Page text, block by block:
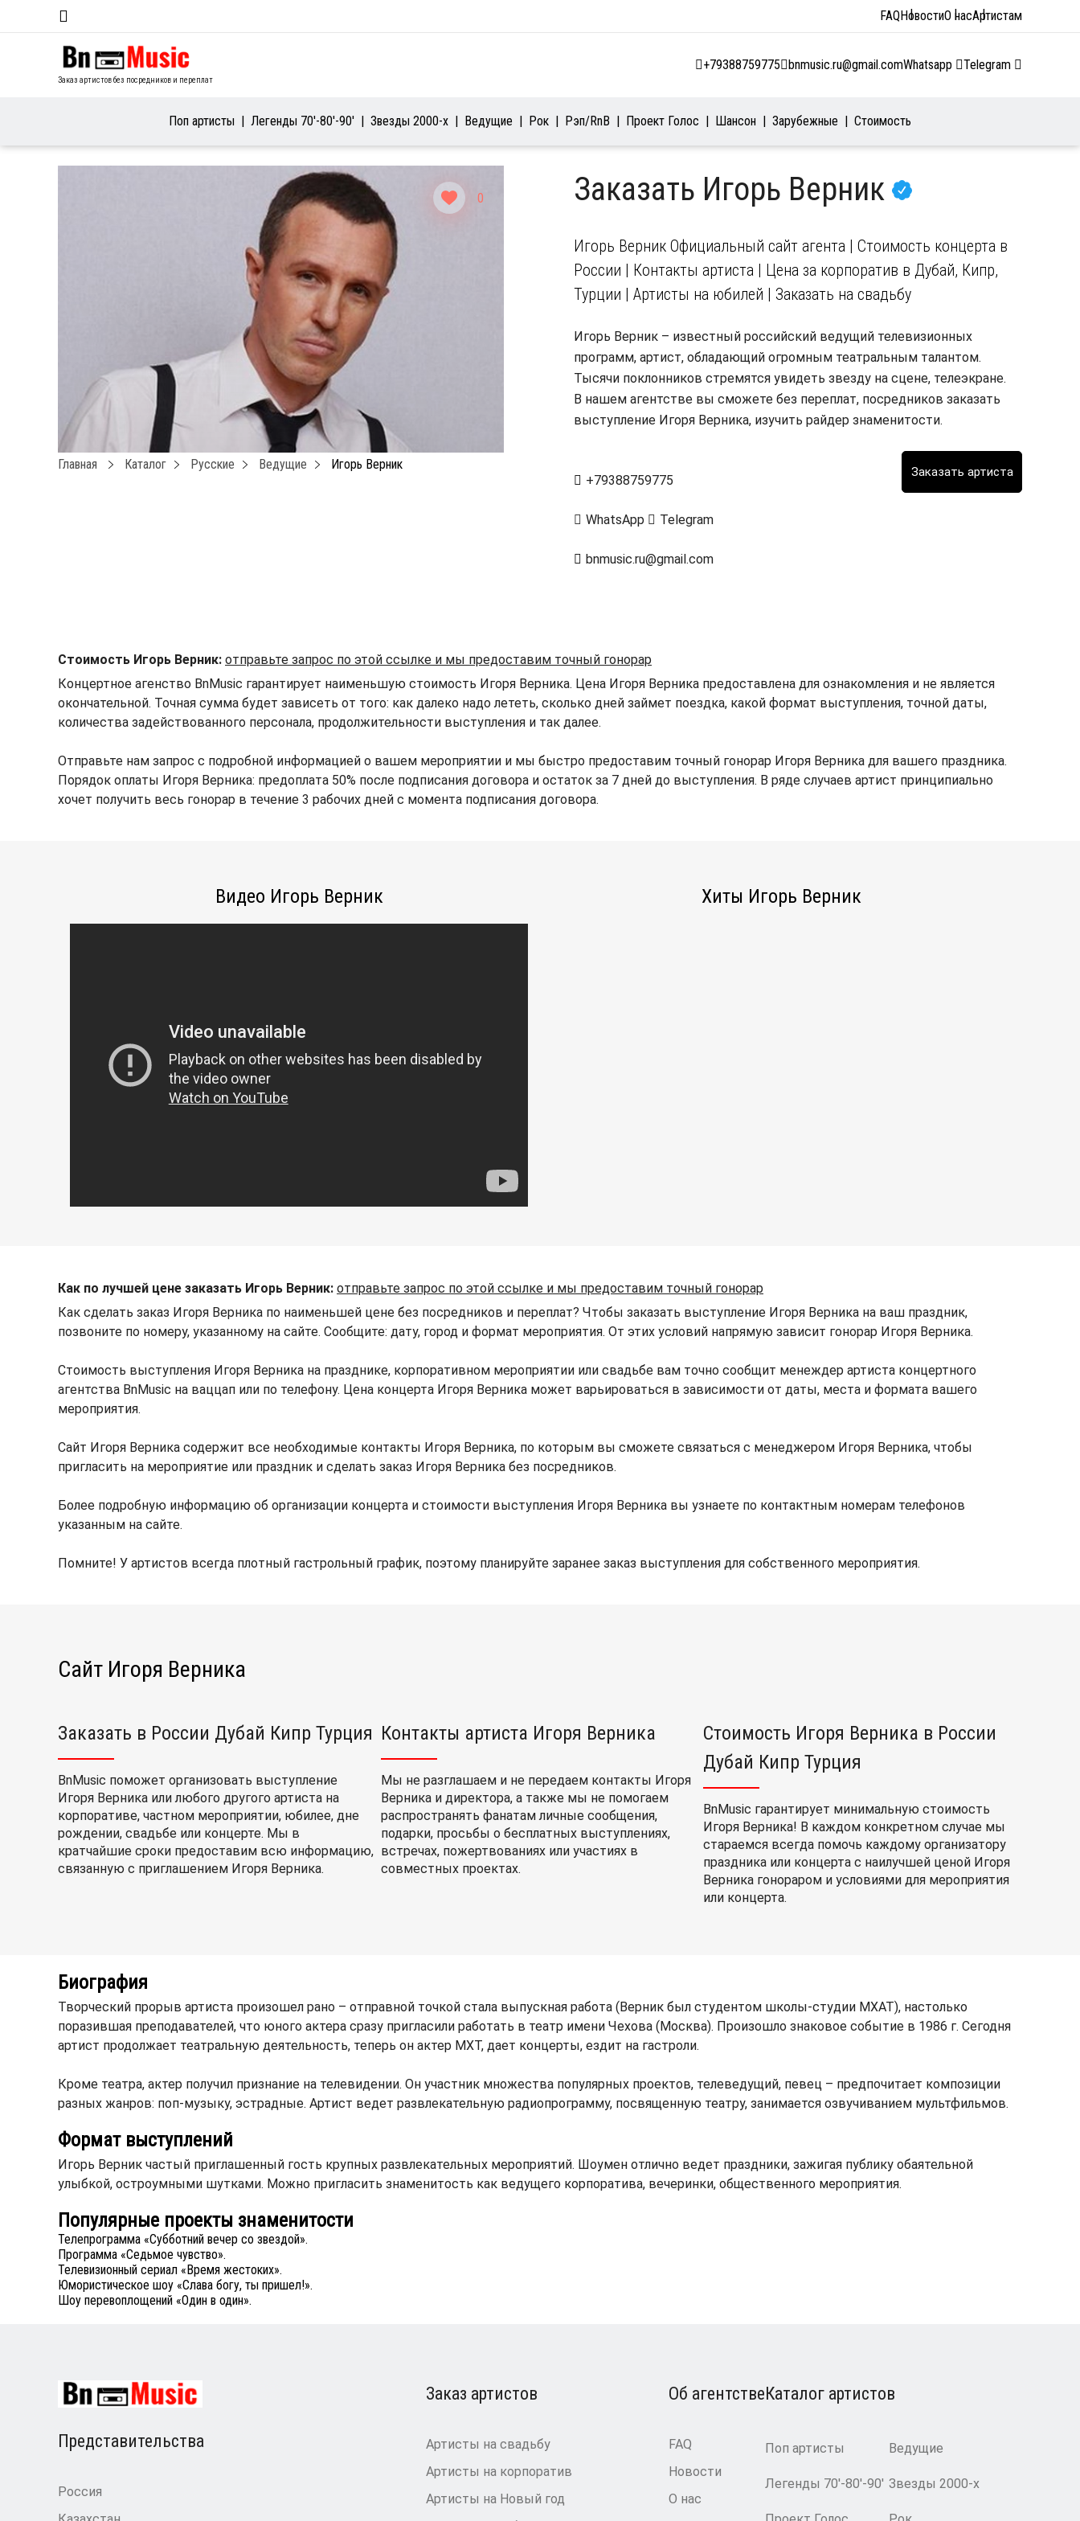
FAQНовостиО насАртистам
Заказ артистов без посредников и переплат
+79388759775 bnmusic.ru@gmail.comWhatsapp Telegram
Поп артисты Легенды 70′-80′-90′ Звезды 2000-х Ведущие Рок Рэп/RnB Проект Голос Шансон Зарубежные Стоимость
0
Главная Каталог Русские Ведущие Игорь Верник
Заказать Игорь Верник
Игорь Верник Официальный сайт агента | Стоимость концерта в
России | Контакты артиста | Цена за корпоратив в Дубай, Кипр,
Турции | Артисты на юбилей | Заказать на свадьбу
Игорь Верник – известный российский ведущий телевизионных
программ, артист, обладающий огромным театральным талантом.
Тысячи поклонников стремятся увидеть звезду на сцене, телеэкране.
В нашем агентстве вы сможете без переплат, посредников заказать
выступление Игоря Верника, изучить райдер знаменитости.
+79388759775
WhatsApp Telegram
bnmusic.ru@gmail.com
Стоимость Игорь Верник: отправьте запрос по этой ссылке и мы предоставим точный гонорар
Концертное агенство BnMusic гарантирует наименьшую стоимость Игоря Верника. Цена Игоря Верника предоставлена для ознакомления и не является
окончательной. Точная сумма будет зависеть от того: как далеко надо лететь, сколько дней займет поездка, какой формат выступления, точной даты,
количества задействованного персонала, продолжительности выступления и так далее.
Отправьте нам запрос с подробной информацией о вашем мероприятии и мы быстро предоставим точный гонорар Игоря Верника для вашего праздника.
Порядок оплаты Игоря Верника: предоплата 50% после подписания договора и остаток за 7 дней до выступления. В ряде случаев артист принципиально
хочет получить весь гонорар в течение 3 рабочих дней с момента подписания договора.
Видео Игорь Верник Хиты Игорь Верник
Как по лучшей цене заказать Игорь Верник: отправьте запрос по этой ссылке и мы предоставим точный гонорар
Как сделать заказ Игоря Верника по наименьшей цене без посредников и переплат? Чтобы заказать выступление Игоря Верника на ваш праздник,
позвоните по номеру, указанному на сайте. Сообщите: дату, город и формат мероприятия. От этих условий напрямую зависит гонорар Игоря Верника.
Стоимость выступления Игоря Верника на празднике, корпоративном мероприятии или свадьбе вам точно сообщит менеждер артиста концертного
агентства BnMusic на ваццап или по телефону. Цена концерта Игоря Верника может варьироваться в зависимости от даты, места и формата вашего
мероприятия.
Сайт Игоря Верника содержит все необходимые контакты Игоря Верника, по которым вы сможете связаться с менеджером Игоря Верника, чтобы
пригласить на мероприятие или праздник и сделать заказ Игоря Верника без посредников.
Более подробную информацию об организации концерта и стоимости выступления Игоря Верника вы узнаете по контактным номерам телефонов
указанным на сайте.
Помните! У артистов всегда плотный гастрольный график, поэтому планируйте заранее заказ выступления для собственного мероприятия.
Сайт Игоря Верника
Заказать в России Дубай Кипр Турция
BnMusic поможет организовать выступление
Игоря Верника или любого другого артиста на
корпоративе, частном мероприятии, юбилее, дне
рождении, свадьбе или концерте. Мы в
кратчайшие сроки предоставим всю информацию,
связанную с приглашением Игоря Верника.
Контакты артиста Игоря Верника
Мы не разглашаем и не передаем контакты Игоря
Верника и директора, а также мы не помогаем
распространять фанатам личные сообщения,
подарки, просьбы о бесплатных выступлениях,
встречах, пожертвованиях или участиях в
совместных проектах.
Стоимость Игоря Верника в России
Дубай Кипр Турция
BnMusic гарантирует минимальную стоимость
Игоря Верника! В каждом конкретном случае мы
стараемся всегда помочь каждому организатору
праздника или концерта с наилучшей ценой Игоря
Верника гонораром и условиями для мероприятия
или концерта.
Биография
Творческий прорыв артиста произошел рано – отправной точкой стала выпускная работа (Верник был студентом школы-студии МХАТ), настолько
поразившая преподавателей, что юного актера сразу пригласили работать в театр имени Чехова (Москва). Произошло знаковое событие в 1986 г. Сегодня
артист продолжает театральную деятельность, теперь он актер МХТ, дает концерты, ездит на гастроли.
Кроме театра, актер получил признание на телевидении. Он участник множества популярных проектов, телеведущий, певец – предпочитает композиции
разных жанров: поп-музыку, эстрадные. Артист ведет развлекательную радиопрограмму, посвященную театру, занимается озвучиванием мультфильмов.
Формат выступлений
Игорь Верник частый приглашенный гость крупных развлекательных мероприятий. Шоумен отлично ведет праздники, зажигая публику обаятельной
улыбкой, остроумными шутками. Можно пригласить знаменитость как ведущего корпоратива, вечеринки, общественного мероприятия.
Популярные проекты знаменитости
Телепрограмма «Субботний вечер со звездой».
Программа «Седьмое чувство».
Телевизионный сериал «Время жестоких».
Юмористическое шоу «Слава богу, ты пришел!».
Шоу перевоплощений «Один в один».
Представительства
Россия
Каталог артистов
Поп артисты Ведущие
Легенды 70′-80′-90′ Звезды 2000-х
Заказ артистов
Артисты на свадьбу
Артисты на корпоратив
Артисты на Новый год
Об агентстве
FAQ
Новости
О нас